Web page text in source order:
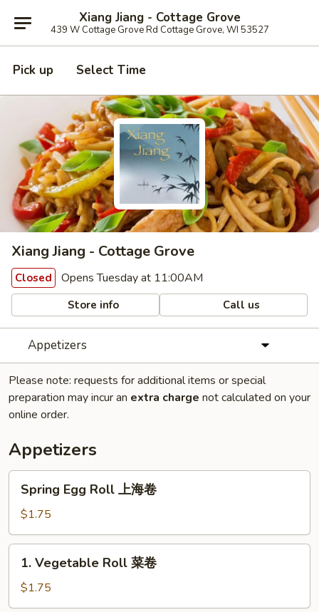
Xiang Jiang - Cottage Grove
439 W Cottage Grove Rd Cottage Grove, WI 53527
Pick up Select Time
Xiang Jiang - Cottage Grove
Closed Opens Tuesday at 11:00AM
Store info Call us
Appetizers
Please note: requests for additional items or special
preparation may incur an extra charge not calculated on your
online order.
Appetizers
Egg
Roll
上
海
Spring Egg Roll 上海卷
$1.75
Vegetable
Roll
菜
1. Vegetable Roll 菜卷
$1.75